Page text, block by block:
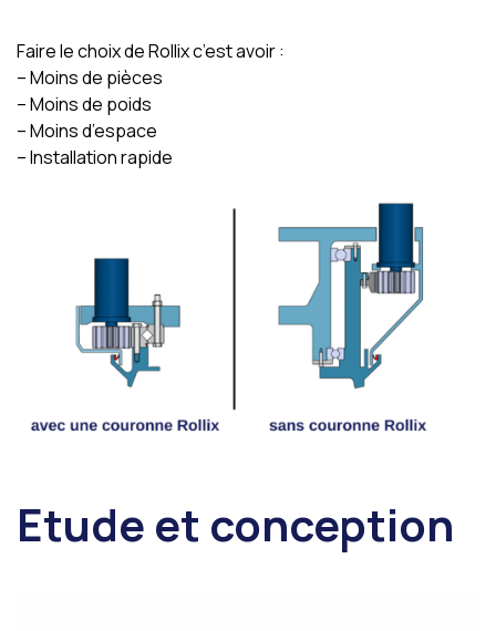
Faire le choix de Rollix c’est avoir :
– Moins de pièces
– Moins de poids
– Moins d’espace
– Installation rapide
Etude et conception